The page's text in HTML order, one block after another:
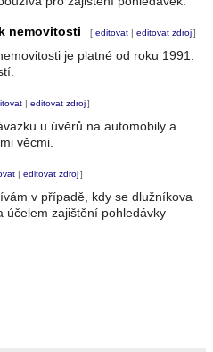
nemovitosti [ editovat| editovat zdroj ]
je platné od roku 1991.
| editovat zdroj ]
u úvěrů na automobily a
věcmi.
| editovat zdroj ]
v případě, kdy se dlužníkova
účelem zajištění pohledávky